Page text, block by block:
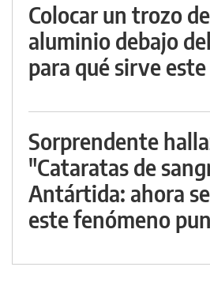
Colocar un trozo
aluminio debajo
para qué sirve
Sorprendente
"Cataratas de
Antártida: ahora
este fenómeno